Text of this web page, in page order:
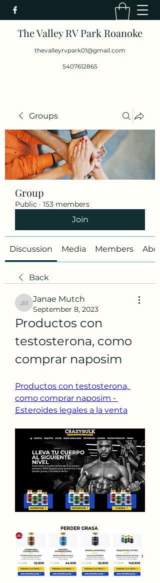
The Valley RV Park Roanoke
thevalleyrvpark01@gmail.com
5407612865
Groups
Group
Public · 153 members
Join
Discussion Media Members
Back
Janae Mutch
Janae Mutch
September 8, 2023
Productos con
testosterona, como
comprar naposim
Productos con testosterona,
como comprar naposim -
Esteroides legales a la venta